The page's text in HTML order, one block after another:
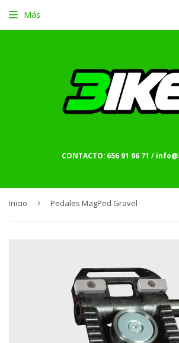
CONTACTO: 656 91 96 71 /
Más
Inicio › Pedales MagPed Gravel